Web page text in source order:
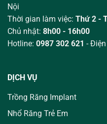
Nội
Thời gian làm việc: Thứ 2 -
Chủ nhật: 8h00 - 16h00
Hotline: 0987 302 621 -
DỊCH VỤ
Trồng Răng Implant
Nhổ Răng Trẻ Em